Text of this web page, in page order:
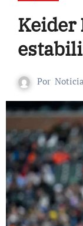
Keider
Por